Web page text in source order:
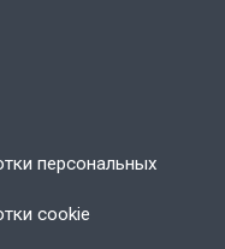
персональных
cookie